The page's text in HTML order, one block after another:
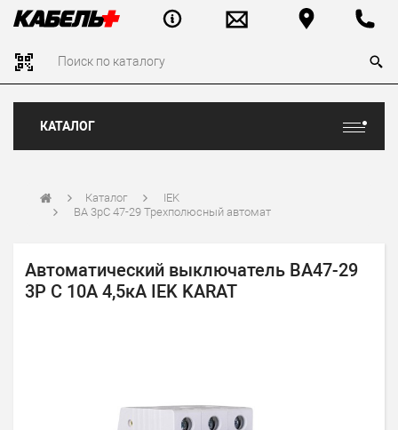
КАТАЛОГ
Каталог
IEK
ВА 3рС 47-29 Трехполюсный автомат
Автоматический выключатель ВА47-29
3P C 10А 4,5кА IEK KARAT